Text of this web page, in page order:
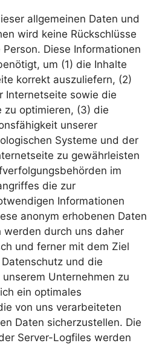
allgemeinen Daten und
wird keine Rückschlüsse
Diese Informationen
um (1) die Inhalte
korrekt auszuliefern, (2)
Internetseite sowie die
zu optimieren, (3) die
unserer
Systeme und der
zu gewährleisten
im
die zur
Informationen
anonym erhobenen Daten
werden durch uns daher
und ferner mit dem Ziel
und die
Unternehmen zu
ein optimales
von uns verarbeiteten
Daten sicherzustellen. Die
Server-Logfiles werden